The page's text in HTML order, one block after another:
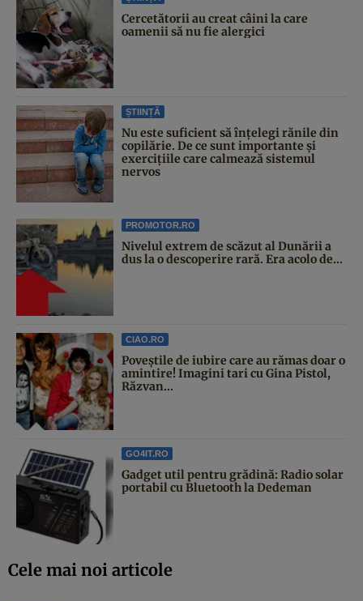
Cercetătorii au creat câini la care
oamenii să nu fie alergici
ȘTIINȚĂ
Nu este suficient să înțelegi rănile din
copilărie. De ce sunt importante și
exercițiile care calmează sistemul
nervos
PROMOTOR.RO
Nivelul extrem de scăzut al Dunării a
dus la o descoperire rară. Era acolo de...
CIAO.RO
Poveştile de iubire care au rămas doar o
amintire! Imagini tari cu Gina Pistol,
Răzvan...
GO4IT.RO
Gadget util pentru grădină: Radio solar
portabil cu Bluetooth la Dedeman
Cele mai noi articole